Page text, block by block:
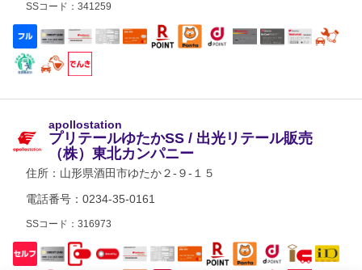
SSコード：341259
apollostation
プリテールゆたかSS / 出光リテール販売
（株）東北カンパニー
住所： 山形県酒田市ゆたか２-９-１５
電話番号：0234-35-0161
SSコード：316973